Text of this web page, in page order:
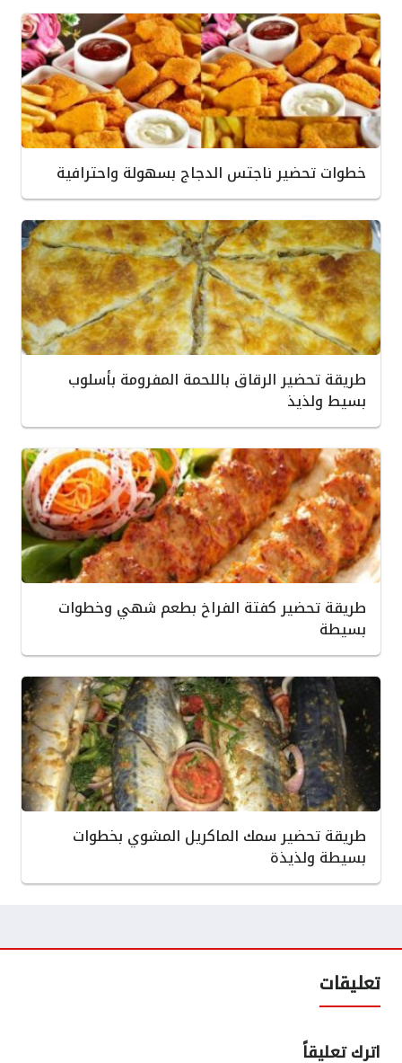
خطوات تحضير ناجتس الدجاج بسهولة واحترافية
طريقة تحضير الرقاق باللحمة المفرومة بأسلوب
بسيط ولذيذ
طريقة تحضير كفتة الفراخ بطعم شهي وخطوات
بسيطة
طريقة تحضير سمك الماكريل المشوي بخطوات
بسيطة ولذيذة
تعليقات
اترك تعليقاً